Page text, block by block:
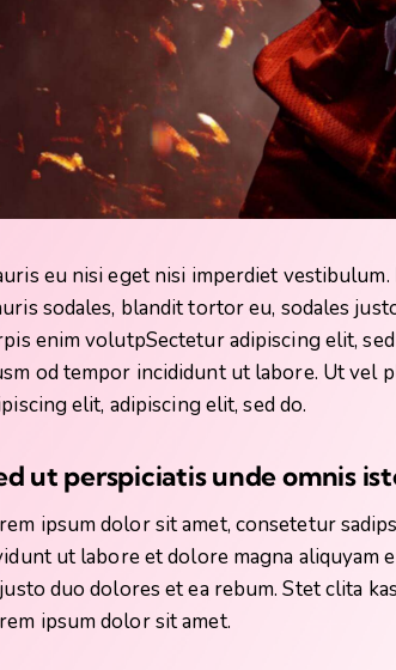
eu nisi eget nisi imperdiet
sodales, blandit tortor eu, sodales
enim volutpSectetur adipiscing elit,
od tempor incididunt ut labore. Ut vel
elit, adipiscing elit, sed do.
ut perspiciatis unde omnis
ipsum dolor sit amet, consetetur
ut labore et dolore magna aliquyam
duo dolores et ea rebum. Stet clita
ipsum dolor sit amet.